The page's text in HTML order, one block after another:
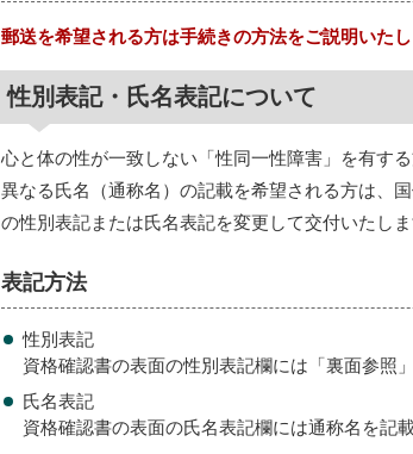
郵送を希望される方は手続きの方法をご説明いた
性別表記・氏名表記について
心と体の性が一致しない「性同一性障害」を有す
異なる氏名（通称名）の記載を希望される方は、
の性別表記または氏名表記を変更して交付いたし
表記方法
性別表記
資格確認書の表面の性別表記欄には「裏面参照
氏名表記
資格確認書の表面の氏名表記欄には通称名を記